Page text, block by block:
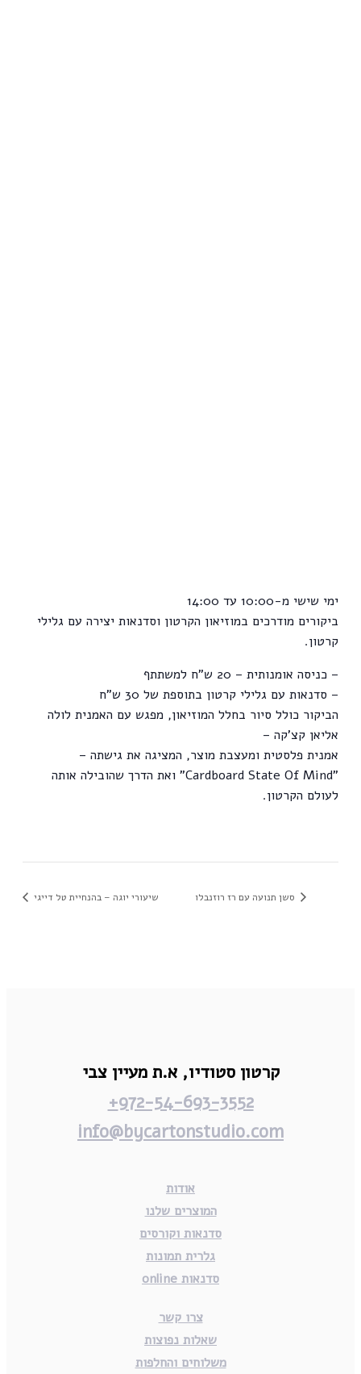
ימי שישי מ-10:00 עד 14:00
ביקורים מודרכים במוזיאון הקרטון וסדנאות יצירה עם גלילי
קרטון.
– כניסה אומנותית – 20 ש"ח למשתתף
– סדנאות עם גלילי קרטון בתוספת של 30 ש"ח
הביקור כולל סיור בחלל המוזיאון, מפגש עם האמנית לולה
אליאן קצ'קה –
אמנית פלסטית ומעצבת מוצר, המציגה את גישתה –
"Cardboard State Of Mind" ואת הדרך שהובילה אותה
לעולם הקרטון.
סשן תנועה עם רז רוזנבלו שיעורי יוגה – בהנחיית טל דייגי
קרטון סטודיו,א.ת מעיין צבי
972-54-693-3552+
info@bycartonstudio.com
אודות
המוצרים שלנו
סדנאות וקורסים
גלרית תמונות
סדנאות online
צרו קשר
שאלות נפוצות
משלוחים והחלפות